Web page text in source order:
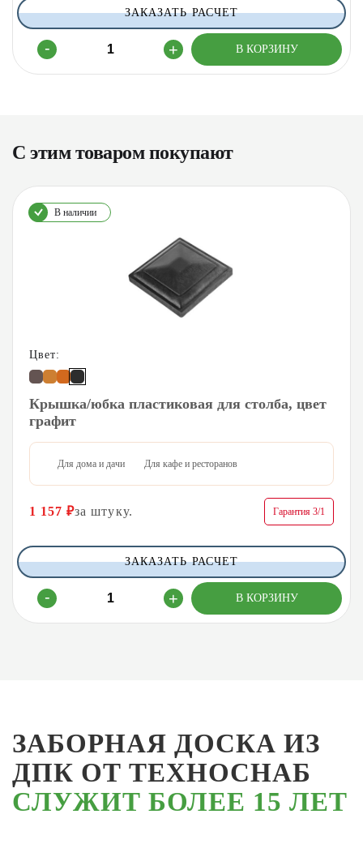
ЗАКАЗАТЬ РАСЧЕТ
С этим товаром покупают
В наличии
Цвет:
Крышка/юбка пластиковая для столба, цвет
графит
Для дома и дачи Для кафе и ресторанов
1 157 ₽за штуку. Гарантия 3/1
ЗАКАЗАТЬ РАСЧЕТ
ЗАБОРНАЯ ДОСКА ИЗ
ДПК ОТ ТЕХНОСНАБ
СЛУЖИТ БОЛЕЕ 15 ЛЕТ